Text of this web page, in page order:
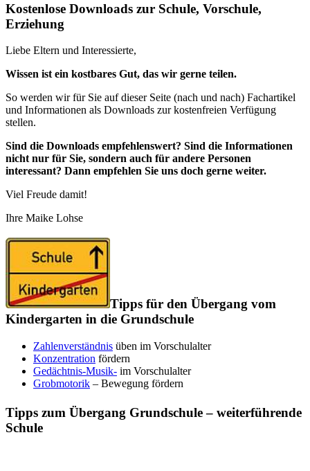
Kostenlose Downloads zur Schule, Vorschule,
Erziehung
Liebe Eltern und Interessierte,
Wissen ist ein kostbares Gut, das wir gerne teilen.
So werden wir für Sie auf dieser Seite (nach und nach) Fachartikel
und Informationen als Downloads zur kostenfreien Verfügung
stellen.
Sind die Downloads empfehlenswert? Sind die Informationen
nicht nur für Sie, sondern auch für andere Personen
interessant? Dann empfehlen Sie uns doch gerne weiter.
Viel Freude damit!
Ihre Maike Lohse
Tipps für den Übergang vom
Kindergarten in die Grundschule
Zahlenverständnis üben im Vorschulalter
Konzentration fördern
Gedächtnis-Musik- im Vorschulalter
Grobmotorik – Bewegung fördern
Tipps zum Übergang Grundschule – weiterführende
Schule